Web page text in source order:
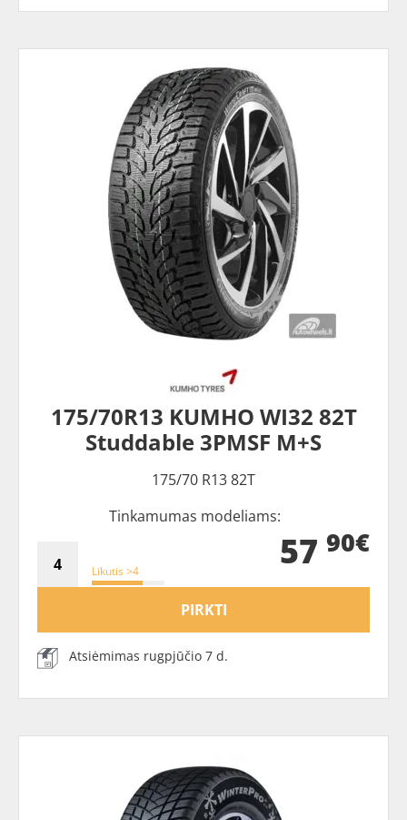
175/70R13 KUMHO WI32 82T
Studdable 3PMSF M+S
175/70 R13 82T
Tinkamumas modeliams:
Likutis >4 57 90€
PIRKTI
Atsiėmimas rugpjūčio 7 d.